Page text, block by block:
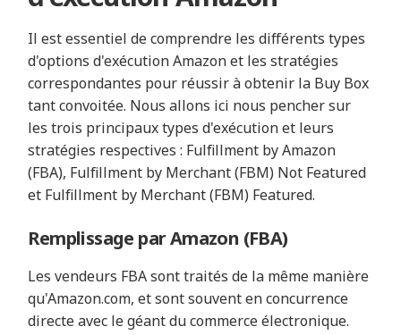
Il est essentiel de comprendre les différents types
d'options d'exécution Amazon et les stratégies
correspondantes pour réussir à obtenir la Buy Box
tant convoitée. Nous allons ici nous pencher sur
les trois principaux types d'exécution et leurs
stratégies respectives : Fulfillment by Amazon
(FBA), Fulfillment by Merchant (FBM) Not Featured
et Fulfillment by Merchant (FBM) Featured.
Remplissage par Amazon (FBA)
Les vendeurs FBA sont traités de la même manière
qu'Amazon.com, et sont souvent en concurrence
directe avec le géant du commerce électronique.